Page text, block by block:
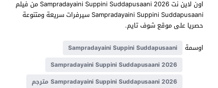
اون لاين نت Sampradayaini Suppini Suddapusaani 2026 من فيلم
Sampradayaini Suppini Suddapusaani سيرفرات سريعة ومتنوعة
حصريا على موقع شوف تايم.
اوسمة
Sampradayaini Suppini Suddapusaani
Sampradayaini Suppini Suddapusaani 2026
Sampradayaini Suppini Suddapusaani 2026 مترجم